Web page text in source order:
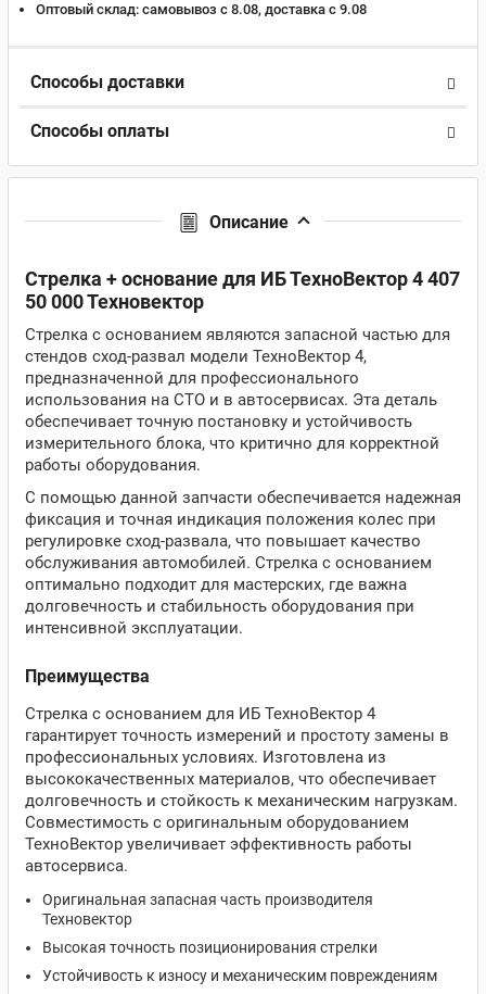
Оптовый склад: самовывоз с 8.08, доставка c 9.08
Способы доставки
Способы оплаты
Описание
Стрелка + основание для ИБ ТехноВектор 4 407
50 000 Техновектор
Стрелка с основанием являются запасной частью для
стендов сход-развал модели ТехноВектор 4,
предназначенной для профессионального
использования на СТО и в автосервисах. Эта деталь
обеспечивает точную постановку и устойчивость
измерительного блока, что критично для корректной
работы оборудования.
С помощью данной запчасти обеспечивается надежная
фиксация и точная индикация положения колес при
регулировке сход-развала, что повышает качество
обслуживания автомобилей. Стрелка с основанием
оптимально подходит для мастерских, где важна
долговечность и стабильность оборудования при
интенсивной эксплуатации.
Преимущества
Стрелка с основанием для ИБ ТехноВектор 4
гарантирует точность измерений и простоту замены в
профессиональных условиях. Изготовлена из
высококачественных материалов, что обеспечивает
долговечность и стойкость к механическим нагрузкам.
Совместимость с оригинальным оборудованием
ТехноВектор увеличивает эффективность работы
автосервиса.
Оригинальная запасная часть производителя
Техновектор
Высокая точность позиционирования стрелки
Устойчивость к износу и механическим повреждениям